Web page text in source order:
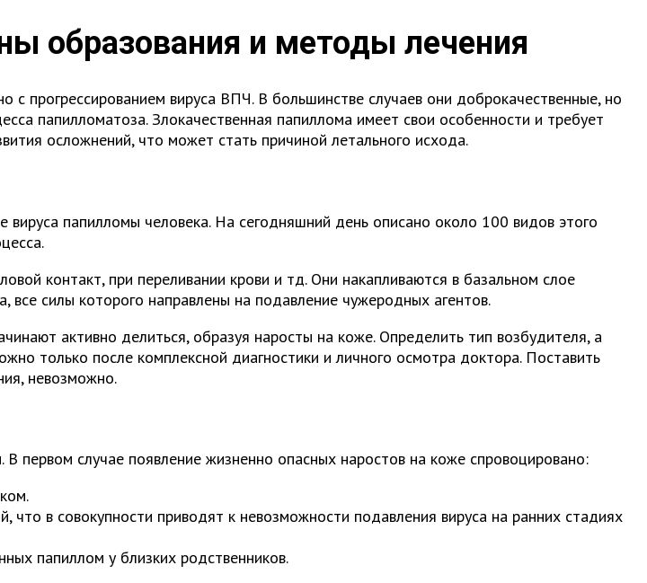
образования и методы лечения
прогрессированием вируса ВПЧ. В большинстве случаев они доброкачественные, но
папилломатоза. Злокачественная папиллома имеет свои особенности и требует
осложнений, что может стать причиной летального исхода.
папилломы человека. На сегодняшний день описано около 100 видов этого
контакт, при переливании крови и тд. Они накапливаются в базальном слое
все силы которого направлены на подавление чужеродных агентов.
активно делиться, образуя наросты на коже. Определить тип возбудителя, а
только после комплексной диагностики и личного осмотра доктора. Поставить
невозможно.
первом случае появление жизненно опасных наростов на коже спровоцировано:
что в совокупности приводят к невозможности подавления вируса на ранних стадиях
папиллом у близких родственников.